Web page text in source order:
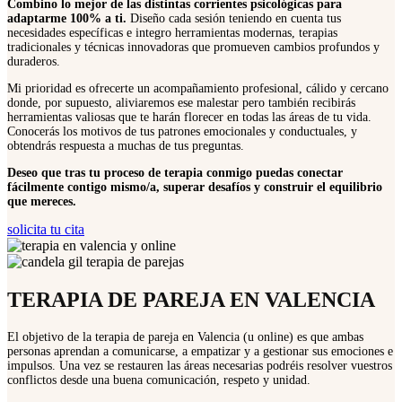
Combino lo mejor de las distintas corrientes psicológicas para
adaptarme 100% a ti. Diseño cada sesión teniendo en cuenta tus
necesidades específicas e integro herramientas modernas, terapias
tradicionales y técnicas innovadoras que promueven cambios profundos y
duraderos.
Mi prioridad es ofrecerte un acompañamiento profesional, cálido y cercano
donde, por supuesto, aliviaremos ese malestar pero también recibirás
herramientas valiosas que te harán florecer en todas las áreas de tu vida.
Conocerás los motivos de tus patrones emocionales y conductuales, y
obtendrás respuesta a muchas de tus preguntas.
Deseo que tras tu proceso de terapia conmigo puedas conectar
fácilmente contigo mismo/a, superar desafíos y construir el equilibrio
que mereces.
solicita tu cita
TERAPIA DE PAREJA EN VALENCIA
El objetivo de la terapia de pareja en Valencia (u online) es que ambas
personas aprendan a comunicarse, a empatizar y a gestionar sus emociones e
impulsos. Una vez se restauren las áreas necesarias podréis resolver vuestros
conflictos desde una buena comunicación, respeto y unidad.